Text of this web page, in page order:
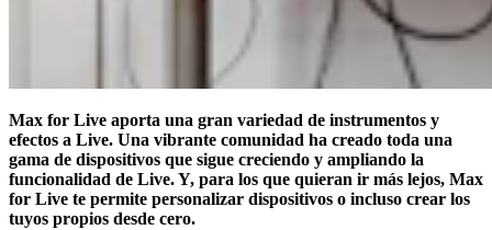
Max for Live aporta una gran variedad de instrumentos y
efectos a Live. Una vibrante comunidad ha creado toda una
gama de dispositivos que sigue creciendo y ampliando la
funcionalidad de Live. Y, para los que quieran ir más lejos, Max
for Live te permite personalizar dispositivos o incluso crear los
tuyos propios desde cero.